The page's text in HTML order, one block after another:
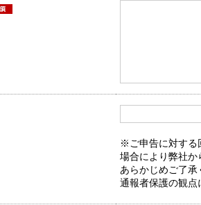
※ご申告に対する
場合により弊社か
あらかじめご了承
通報者保護の観点